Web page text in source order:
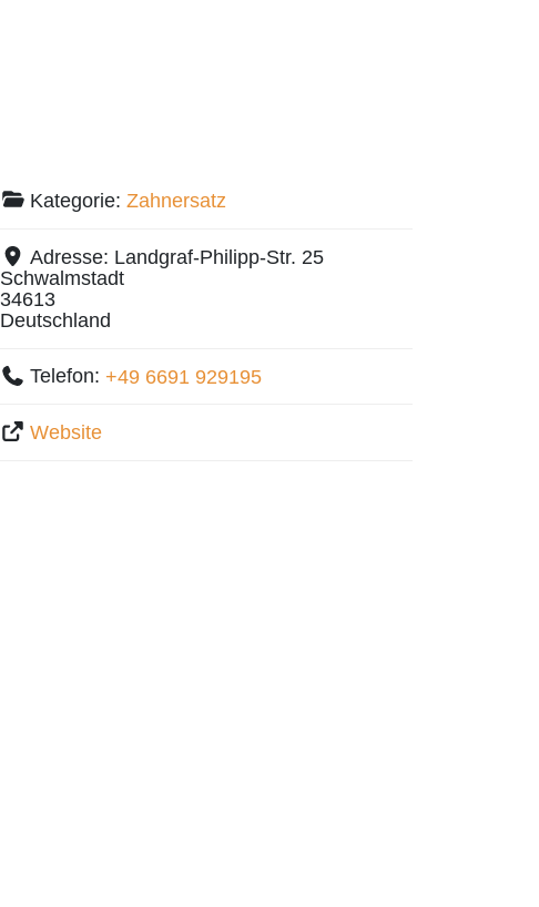
Kategorie: Zahnersatz
Adresse: Landgraf-Philipp-Str. 25
Schwalmstadt
34613
Deutschland
Telefon: +49 6691 929195
Website